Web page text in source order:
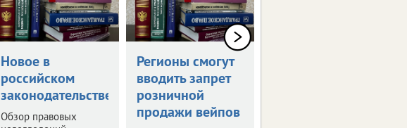
Новое в
российском
законодательстве
Обзор правовых
Регионы смогут
вводить запрет
розничной
продажи вейпов